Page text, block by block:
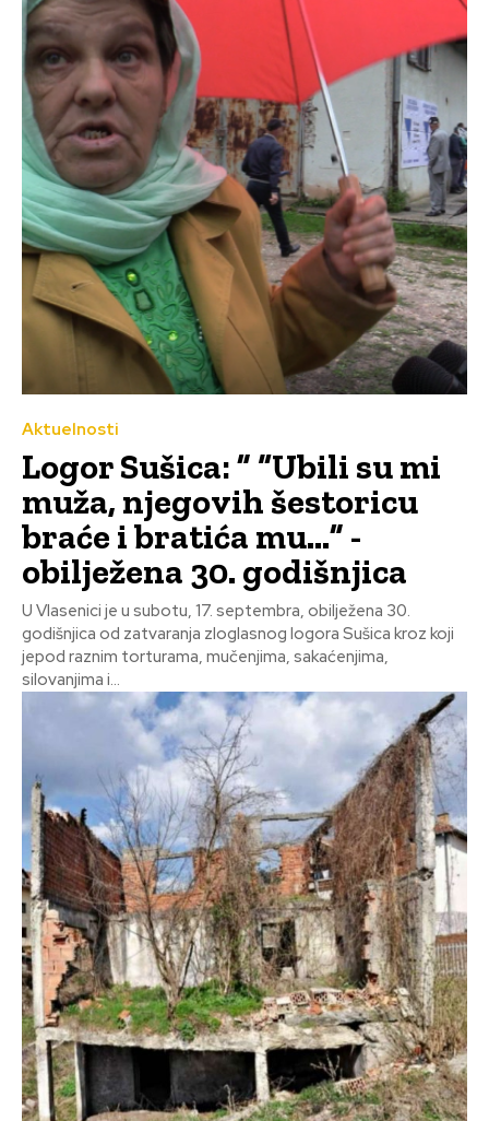
Aktuelnosti
Logor Sušica: ” “Ubili su mi
muža, njegovih šestoricu
braće i bratića mu…” -
obilježena 30. godišnjica
U Vlasenici je u subotu, 17. septembra, obilježena 30.
godišnjica od zatvaranja zloglasnog logora Sušica kroz koji
jepod raznim torturama, mučenjima, sakaćenjima,
silovanjima i...